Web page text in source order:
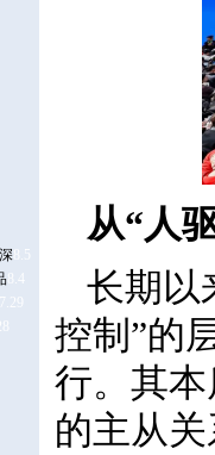
从“人
长期以
控制”的
行。其
的主从